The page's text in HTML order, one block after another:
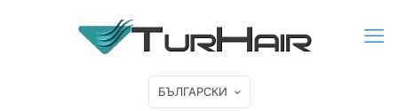
БЪЛГАРСКИ